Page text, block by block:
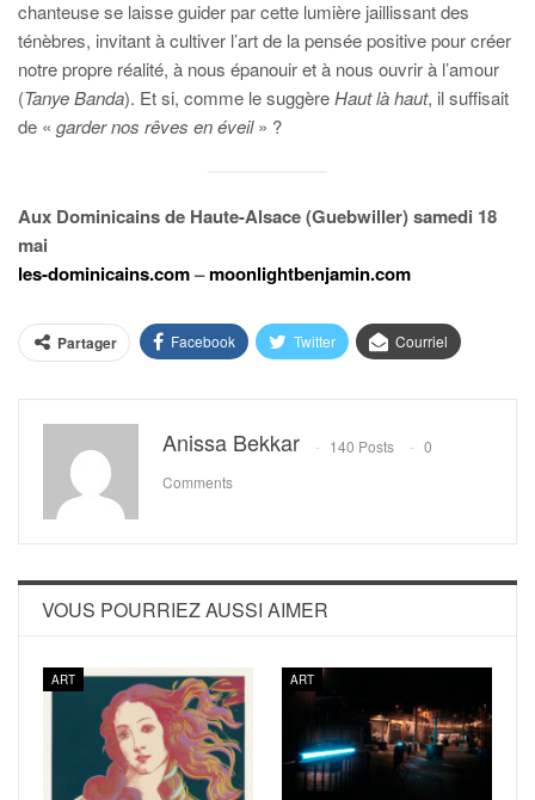
chanteuse se laisse guider par cette lumière jaillissant des
ténèbres, invitant à cultiver l’art de la pensée positive pour créer
notre propre réalité, à nous épanouir et à nous ouvrir à l’amour
(Tanye Banda). Et si, comme le suggèreHaut là haut, il suffisait
de « garder nos rêves en éveil» ?
Aux Dominicains de Haute-Alsace (Guebwiller) samedi 18
mai
les-dominicains.com–moonlightbenjamin.com
Partager Facebook Twitter Courriel
Anissa Bekkar 140 Posts
0
Comments
VOUS POURRIEZ AUSSI AIMER
ART ART